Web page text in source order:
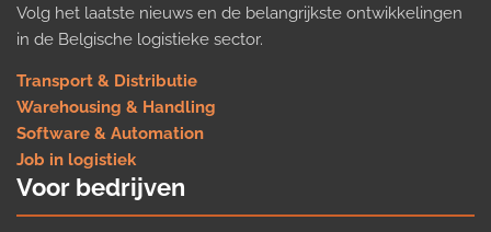
Volg het laatste nieuws en de belangrijkste ontwikkelingen
in de Belgische logistieke sector.
Transport & Distributie
Warehousing & Handling
Software & Automation
Job in logistiek
Voor bedrijven